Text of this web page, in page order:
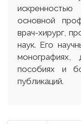
основной
врач-хирург,
наук. Его
монографиях,
пособиях и
публикаций.